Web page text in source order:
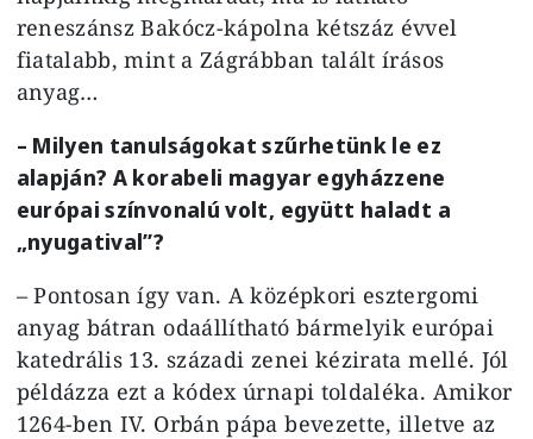
reneszánsz Bakócz-kápolna kétszáz évvel
fiatalabb, mint a Zágrábban talált írásos
anyag…
– Milyen tanulságokat szűrhetünk le ez
alapján? A korabeli magyar egyházzene
európai színvonalú volt, együtt haladt a
„nyugatival”?
– Pontosan így van. A középkori esztergomi
anyag bátran odaállítható bármelyik európai
katedrális 13. századi zenei kézirata mellé. Jól
példázza ezt a kódex úrnapi toldaléka. Amikor
1264-ben IV. Orbán pápa bevezette, illetve az